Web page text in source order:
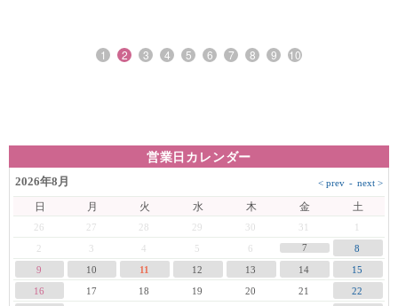
1 2 3 4 5 6 7 8 9 10
営業日カレンダー
2026年8月
日 月 火 水 木 金 土
26 27 28 29 30 31
1
3 4 5 6 7
8
9
10 11 12 13 14
15
16
17 18 19 20 21
22